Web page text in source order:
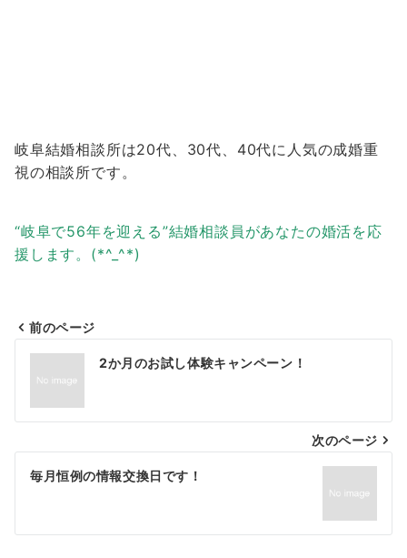
岐阜結婚相談所は20代、30代、40代に人気の成婚重
視の相談所です。
“岐阜で56年を迎える”結婚相談員があなたの婚活を応
援します。(*^_^*)
投
ナ
ビ
ゲ
シ
前のページ
2か月のお試し体験キャンペーン！
次のページ
毎月恒例の情報交換日です！